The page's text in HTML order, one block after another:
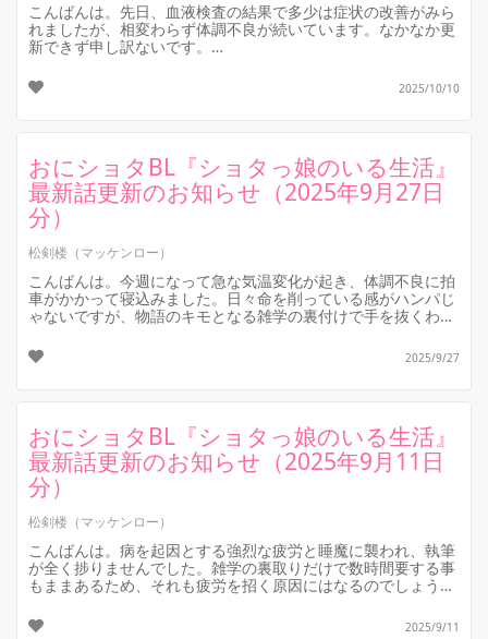
こんばんは。先日、血液検査の結果で多少は症状の改善がみら
れましたが、相変わらず体調不良が続いています。なかなか更
新できず申し訳ないです。
2025/10/10
おにショタBL『ショタっ娘のいる生活』
最新話更新のお知らせ（2025年9月27日
分）
松剣楼（マッケンロー）
こんばんは。今週になって急な気温変化が起き、体調不良に拍
車がかかって寝込みました。日々命を削っている感がハンパじ
ゃないですが、物語のキモとなる雑学の裏付けで手を抜くわけ
...
2025/9/27
おにショタBL『ショタっ娘のいる生活』
最新話更新のお知らせ（2025年9月11日
分）
松剣楼（マッケンロー）
こんばんは。病を起因とする強烈な疲労と睡魔に襲われ、執筆
が全く捗りませんでした。雑学の裏取りだけで数時間要する事
もままあるため、それも疲労を招く原因にはなるのでしょう
2025/9/11